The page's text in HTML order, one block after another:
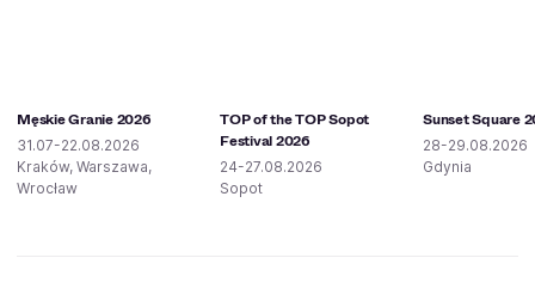
Męskie Granie 2026
31.07-22.08.2026
Kraków, Warszawa,
Wrocław
TOP of the TOP Sopot
Festival 2026
24-27.08.2026
Sopot
Sunset Square
28-29.08.2026
Gdynia